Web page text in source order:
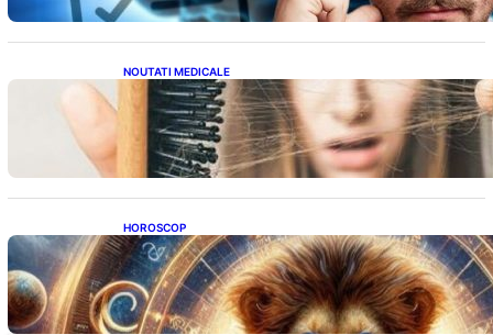
NOUTATI MEDICALE
Semnele unei deficiențe de proteine:
Impactul asupra sănătății tale
HOROSCOP
Portalul Leului 8/8: Oportunități de
Abundență pentru Cinci Zodii în 2026